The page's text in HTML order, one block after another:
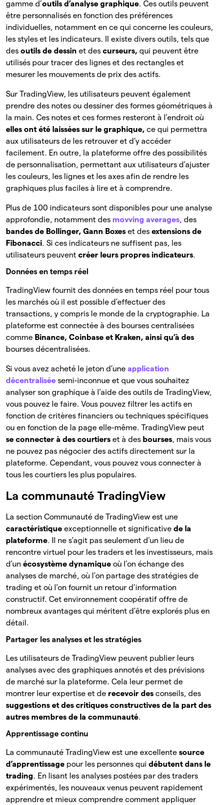
gamme d’outils d’analyse graphique. Ces outils peuvent
être personnalisés en fonction des préférences
individuelles, notamment en ce qui concerne les couleurs,
les styles et les indicateurs. Il existe divers outils, tels que
des outils de dessin et des curseurs, qui peuvent être
utilisés pour tracer des lignes et des rectangles et
mesurer les mouvements de prix des actifs.
Sur TradingView, les utilisateurs peuvent également
prendre des notes ou dessiner des formes géométriques à
la main. Ces notes et ces formes resteront à l’endroit où
elles ont été laissées sur le graphique, ce qui permettra
aux utilisateurs de les retrouver et d’y accéder
facilement. En outre, la plateforme offre des possibilités
de personnalisation, permettant aux utilisateurs d’ajuster
les couleurs, les lignes et les axes afin de rendre les
graphiques plus faciles à lire et à comprendre.
Plus de 100 indicateurs sont disponibles pour une analyse
approfondie, notamment des movving averages, des
bandes de Bollinger, Gann Boxes et des extensions de
Fibonacci. Si ces indicateurs ne suffisent pas, les
utilisateurs peuvent créer leurs propres indicateurs.
Données en temps réel
TradingView fournit des données en temps réel pour tous
les marchés où il est possible d’effectuer des
transactions, y compris le monde de la cryptographie. La
plateforme est connectée à des bourses centralisées
comme Binance, Coinbase et Kraken, ainsi qu’à des
bourses décentralisées.
Si vous avez acheté le jeton d’une application
décentralisée semi-inconnue et que vous souhaitez
analyser son graphique à l’aide des outils de TradingView,
vous pouvez le faire. Vous pouvez filtrer les actifs en
fonction de critères financiers ou techniques spécifiques
ou en fonction de la page elle-même. TradingView peut
se connecter à des courtiers et à des bourses, mais vous
ne pouvez pas négocier des actifs directement sur la
plateforme. Cependant, vous pouvez vous connecter à
tous les courtiers les plus populaires.
La communauté TradingView
La section Communauté de TradingView est une
caractéristique exceptionnelle et significative de la
plateforme. Il ne s’agit pas seulement d’un lieu de
rencontre virtuel pour les traders et les investisseurs, mais
d’un écosystème dynamique où l’on échange des
analyses de marché, où l’on partage des stratégies de
trading et où l’on fournit un retour d’information
constructif. Cet environnement coopératif offre de
nombreux avantages qui méritent d’être explorés plus en
détail.
Partager les analyses et les stratégies
Les utilisateurs de TradingView peuvent publier leurs
analyses avec des graphiques annotés et des prévisions
de marché sur la plateforme. Cela leur permet de
montrer leur expertise et de recevoir des conseils, des
suggestions et des critiques constructives de la part des
autres membres de la communauté.
Apprentissage continu
La communauté TradingView est une excellente source
d’apprentissage pour les personnes qui débutent dans le
trading. En lisant les analyses postées par des traders
expérimentés, les nouveaux venus peuvent rapidement
apprendre et mieux comprendre comment appliquer